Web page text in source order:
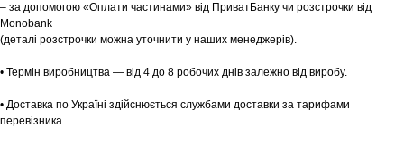
– за допомогою «Оплати частинами» від ПриватБанку чи розстрочки від
Monobank
(деталі розстрочки можна уточнити у наших менеджерів).
• Термін виробництва — від 4 до 8 робочих днів залежно від виробу.
• Доставка по Україні здійснюється службами доставки за тарифами
перевізника.